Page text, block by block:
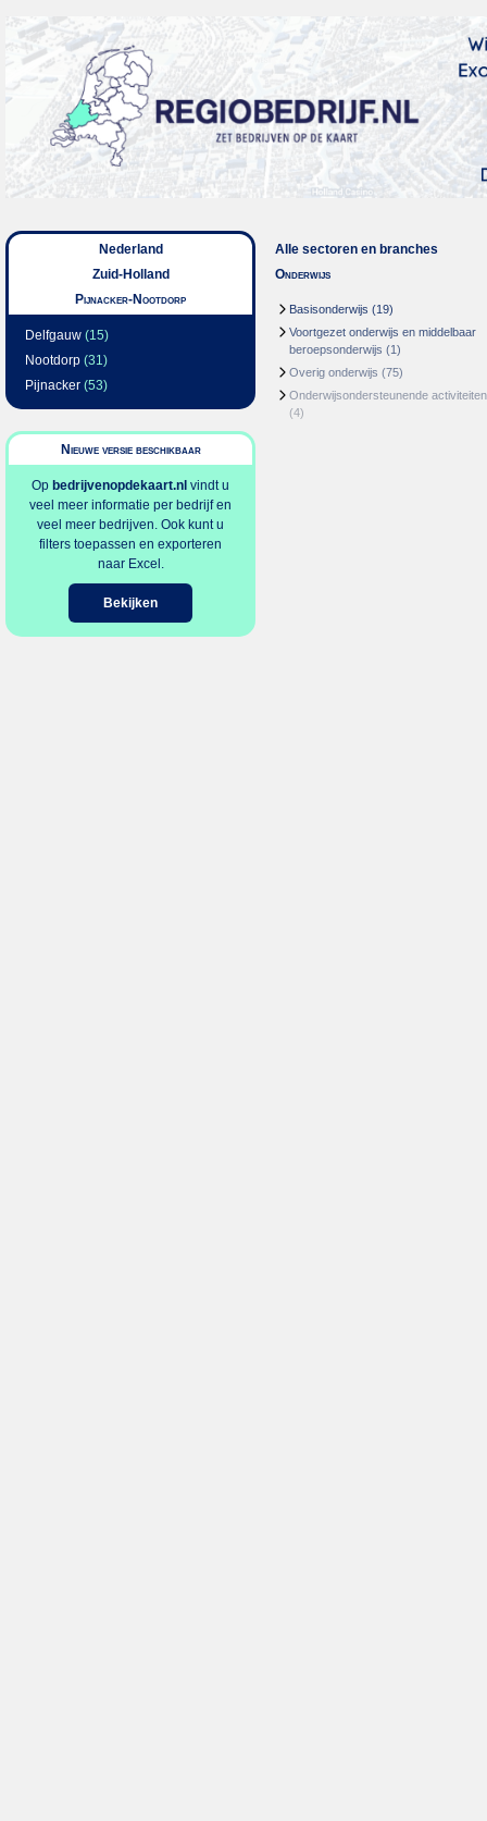
Nederland
Zuid-Holland
Pijnacker-Nootdorp
Delfgauw (15)
Nootdorp (31)
Pijnacker (53)
Nieuwe versie beschikbaar
Op bedrijvenopdekaart.nl vindt u
veel meer informatie per bedrijf en
veel meer bedrijven. Ook kunt u
filters toepassen en exporteren
naar Excel.
Bekijken
Alle sectoren en branches
Onderwijs
Basisonderwijs (19)
Voortgezet onderwijs en middelbaar
beroepsonderwijs (1)
Overig onderwijs (75)
Onderwijsondersteunende activiteiten
(4)